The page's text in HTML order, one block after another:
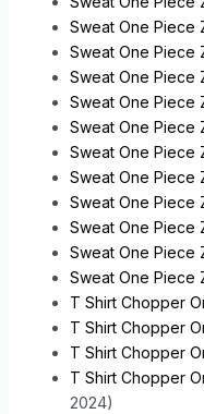
Sweat One Piece
Sweat One Piece
Sweat One Piece
Sweat One Piece
Sweat One Piece
Sweat One Piece
Sweat One Piece
Sweat One Piece
Sweat One Piece
Sweat One Piece
Sweat One Piece
T Shirt Chopper
T Shirt Chopper
T Shirt Chopper
T Shirt Chopper
2024)